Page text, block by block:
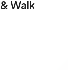
Walk